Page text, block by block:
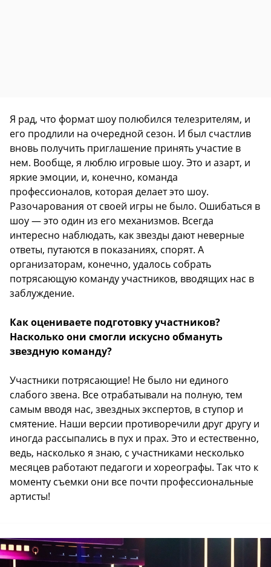
Я рад, что формат шоу полюбился телезрителям, и
его продлили на очередной сезон. И был счастлив
вновь получить приглашение принять участие в
нем. Вообще, я люблю игровые шоу. Это и азарт, и
яркие эмоции, и, конечно, команда
профессионалов, которая делает это шоу.
Разочарования от своей игры не было. Ошибаться в
шоу — это один из его механизмов. Всегда
интересно наблюдать, как звезды дают неверные
ответы, путаются в показаниях, спорят. А
организаторам, конечно, удалось собрать
потрясающую команду участников, вводящих нас в
заблуждение.
Как оцениваете подготовку участников?
Насколько они смогли искусно обмануть
звездную команду?
Участники потрясающие! Не было ни единого
слабого звена. Все отрабатывали на полную, тем
самым вводя нас, звездных экспертов, в ступор и
смятение. Наши версии противоречили друг другу и
иногда рассыпались в пух и прах. Это и естественно,
ведь, насколько я знаю, с участниками несколько
месяцев работают педагоги и хореографы. Так что к
моменту съемки они все почти профессиональные
артисты!